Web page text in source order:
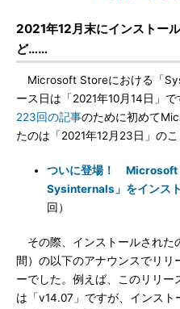
2021年12月末にインストー
ど……
Microsoft Storeにおける「
ース日は「2021年10月14日」
223回の記事のために初めて
たのは「2021年12月23日」のこ
ついに登場！ Microsoft
Sysinternals」をインス
回）
その際、インストールされた
間）の以下のアナウンスでリリ
ーでした。例えば、このリリ
は「v14.07」ですが、インス